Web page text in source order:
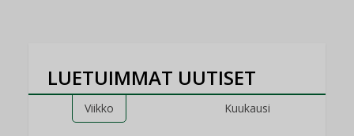
LUETUIMMAT UUTISET
Viikko Kuukausi